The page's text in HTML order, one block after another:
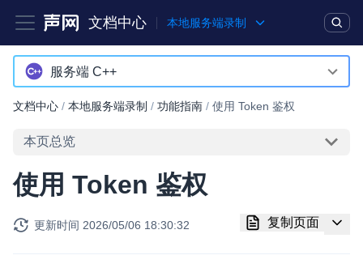
文档中心 本地服务端录制
产品 解决方案
突破传统文字交互模式，与 AI 进行高拟真、自然流畅的实时语
服务端 C++
服务端 C++
服务端 Java
文档中心 / 本地服务端录制 / 功能指南 / 使用 Token 鉴权
本页总览
使用 Token 鉴权
更新时间 2026/05/06 18:30:32 复制页面